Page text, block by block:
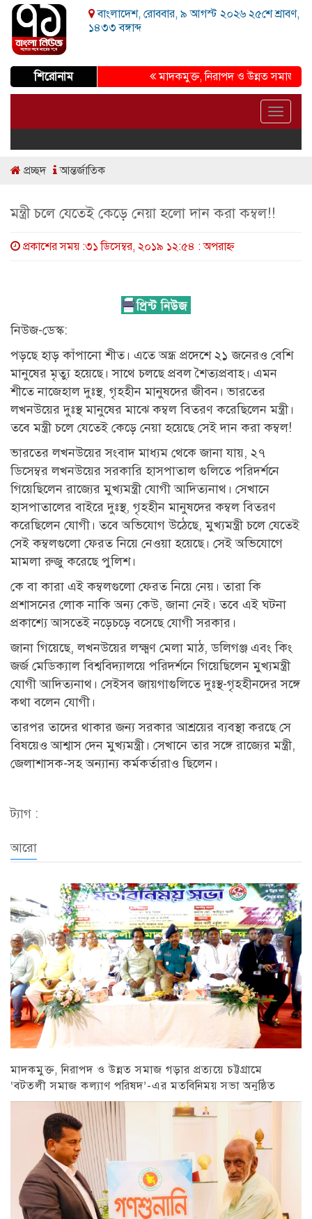
বাংলাদেশ, রোববার, ৯ আগস্ট ২০২৬ ২৫শে শ্রাবণ,
১৪৩৩ বঙ্গাব্দ
শিরোনাম মাদকমুক্ত, নিরাপদ ও উন্নত সমাজ গড়ার
Toggle
প্রচ্ছদ আন্তর্জাতিক
মন্ত্রী চলে যেতেই কেড়ে নেয়া হলো দান করা কম্বল‍!!
প্রকাশের সময় :৩১ ডিসেম্বর, ২০১৯ ১২:৫৪ : অপরাহ্ণ
নিউজ-ডেস্ক:
পড়ছে হাড় কাঁপানো শীত। এতে অন্ধ্র প্রদেশে ২১ জনেরও বেশি
মানুষের মৃত্যু হয়েছে। সাথে চলছে প্রবল শৈত্যপ্রবাহ। এমন
শীতে নাজেহাল দুঃস্থ, গৃহহীন মানুষদের জীবন। ভারতের
লখনউয়ের দুঃস্থ মানুষের মাঝে কম্বল বিতরণ করেছিলেন মন্ত্রী।
তবে মন্ত্রী চলে যেতেই কেড়ে নেয়া হয়েছে সেই দান করা কম্বল‍!
ভারতের লখনউয়ের সংবাদ মাধ্যম থেকে জানা যায়, ২৭
ডিসেম্বর লখনউয়ের সরকারি হাসপাতাল গুলিতে পরিদর্শনে
গিয়েছিলেন রাজ্যের মুখ্যমন্ত্রী যোগী আদিত্যনাথ। সেখানে
হাসপাতালের বাইরে দুঃস্থ, গৃহহীন মানুষদের কম্বল বিতরণ
করেছিলেন যোগী। তবে অভিযোগ উঠেছে, মুখ্যমন্ত্রী চলে যেতেই
সেই কম্বলগুলো ফেরত নিয়ে নেওয়া হয়েছে। সেই অভিযোগে
মামলা রুজু করেছে পুলিশ।
কে বা কারা এই কম্বলগুলো ফেরত নিয়ে নেয়। তারা কি
প্রশাসনের লোক নাকি অন্য কেউ, জানা নেই। তবে এই ঘটনা
প্রকাশ্যে আসতেই নড়েচড়ে বসেছে যোগী সরকার।
জানা গিয়েছে, লখনউয়ের লক্ষ্মণ মেলা মাঠ, ডলিগঞ্জ এবং কিং
জর্জ মেডিক্যাল বিশ্ববিদ্যালয়ে পরিদর্শনে গিয়েছিলেন মুখ্যমন্ত্রী
যোগী আদিত্যনাথ। সেইসব জায়গাগুলিতে দুঃস্থ-গৃহহীনদের সঙ্গে
কথা বলেন যোগী।
তারপর তাদের থাকার জন্য সরকার আশ্রয়ের ব্যবস্থা করছে সে
বিষয়েও আশ্বাস দেন মুখ্যমন্ত্রী। সেখানে তার সঙ্গে রাজ্যের মন্ত্রী,
জেলাশাসক-সহ অন্যান্য কর্মকর্তারাও ছিলেন।
ট্যাগ :
আরো
মাদকমুক্ত, নিরাপদ ও উন্নত সমাজ গড়ার প্রত্যয়ে চট্টগ্রামে
‘বটতলী সমাজ কল্যাণ পরিষদ’-এর মতবিনিময় সভা অনুষ্ঠিত
চট্টগ্রাম